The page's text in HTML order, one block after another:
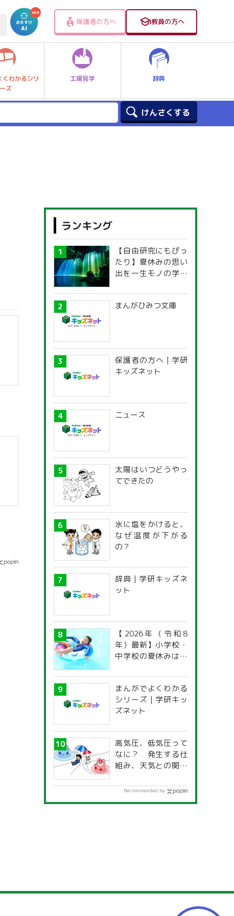
保護者の方へ 教員の方へ
くわかるシリ
ーズ
工場見学 辞典
ランキング
【自由研究にもぴっ
たり】夏休みの思い
出を一生モノの学び
探究ガイド
まんがひみつ文庫
保護者の方へ | 学研
キッズネット
ニュース
太陽はいつどうやっ
てできたの
氷に塩をかけると、
なぜ温度が下がる
の？
辞典 | 学研キッズネ
ット
【2026年（令和8
年）最新】小学校・
中学校の夏休みはい
道府県別「夏季休暇
一覧」
まんがでよくわかる
シリーズ | 学研キッ
ズネット
高気圧、低気圧って
なに？ 発生する仕
組み、天気との関係
Recommended by